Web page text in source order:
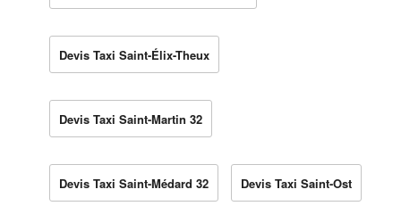
Devis Taxi Saint-Élix-Theux
Devis Taxi Saint-Martin 32
Devis Taxi Saint-Médard 32 Devis Taxi Saint-Ost